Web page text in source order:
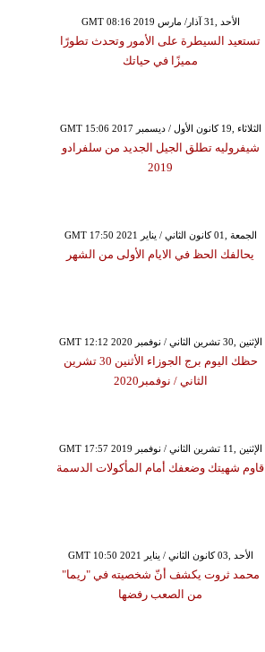
GMT 08:16 2019 الأحد ,31 آذار/ مارس
تستعيد السيطرة على الأمور وتحدث تطورًا
مميزًا في حياتك
GMT 15:06 2017 الثلاثاء ,19 كانون الأول / ديسمبر
شيفروليه تطلق الجيل الجديد من سلفرادو
2019
GMT 17:50 2021 الجمعة ,01 كانون الثاني / يناير
يحالفك الحظ في الايام الأولى من الشهر
GMT 12:12 2020 الإثنين ,30 تشرين الثاني / نوفمبر
حظك اليوم برج الجوزاء الأثنين 30 تشرين
الثاني / نوفمبر2020
GMT 17:57 2019 الإثنين ,11 تشرين الثاني / نوفمبر
قاوم شهيتك وضعفك أمام المأكولات الدسمة
GMT 10:50 2021 الأحد ,03 كانون الثاني / يناير
محمد ثروت يكشف أنّ شخصيته في "ريما"
من الصعب رفضها